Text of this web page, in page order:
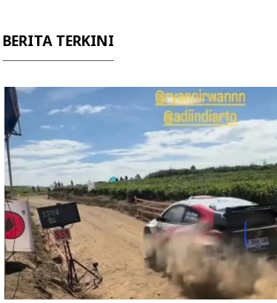
BERITA TERKINI